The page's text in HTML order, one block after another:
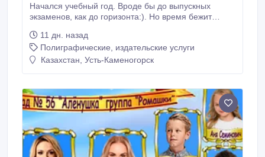
Начался учебный год. Вроде бы до выпускных
экзаменов, как до горизонта:). Но время бежит
оглянуться, как уже на пороге весна, а там и
выпускные и переход в старшие на ступеньку
классы. А как сохранить память о выпускниках,
своих пожеланиях.
11 дн. назад
Полиграфические, издательские услуги
Казахстан, Усть-Каменогорск